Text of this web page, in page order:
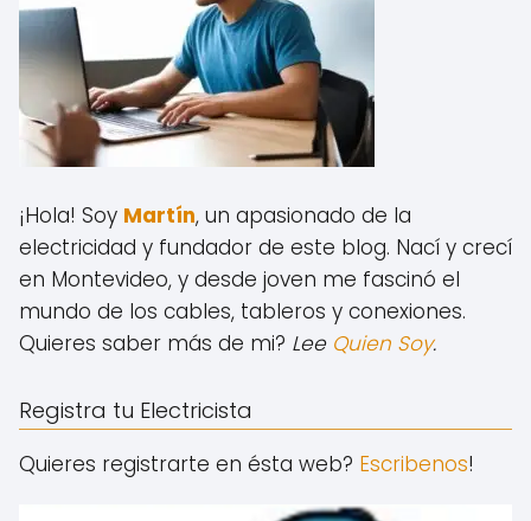
¡Hola! Soy Martín, un apasionado de la
electricidad y fundador de este blog. Nací y crecí
en Montevideo, y desde joven me fascinó el
mundo de los cables, tableros y conexiones.
Quieres saber más de mi? Lee Quien Soy.
Registra tu Electricista
Quieres registrarte en ésta web? Escribenos!